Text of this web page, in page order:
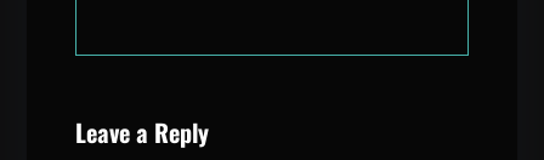
Leave a Reply